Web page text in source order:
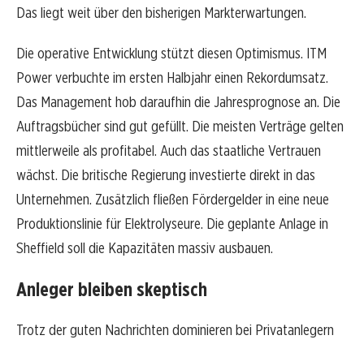
Das liegt weit über den bisherigen Markterwartungen.
Die operative Entwicklung stützt diesen Optimismus. ITM
Power verbuchte im ersten Halbjahr einen Rekordumsatz.
Das Management hob daraufhin die Jahresprognose an. Die
Auftragsbücher sind gut gefüllt. Die meisten Verträge gelten
mittlerweile als profitabel. Auch das staatliche Vertrauen
wächst. Die britische Regierung investierte direkt in das
Unternehmen. Zusätzlich fließen Fördergelder in eine neue
Produktionslinie für Elektrolyseure. Die geplante Anlage in
Sheffield soll die Kapazitäten massiv ausbauen.
Anleger bleiben skeptisch
Trotz der guten Nachrichten dominieren bei Privatanlegern